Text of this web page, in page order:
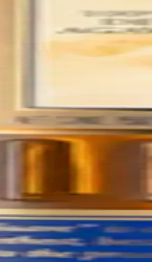
Bebé responsablemente.